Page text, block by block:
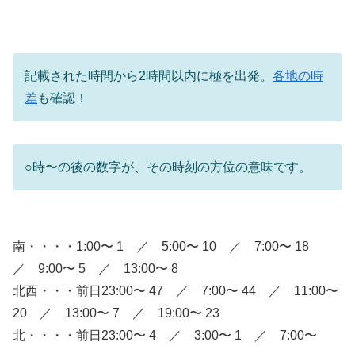
記載された時間から2時間以内に極を出発。 各地の時
差も確認！
○時〜の後の数字が、その時刻の方位の意味です。
南・・・・1:00〜 1 ／ 5:00〜 10 ／ 7:00〜 18
／ 9:00〜 5 ／ 13:00〜 8
北西・・・前日23:00〜 47 ／ 7:00〜 44 ／ 11:00〜
20 ／ 13:00〜 7 ／ 19:00〜 23
北・・・・前日23:00〜 4 ／ 3:00〜 1 ／ 7:00〜